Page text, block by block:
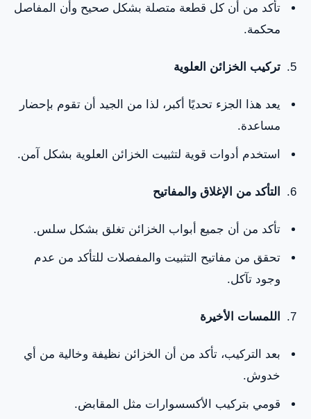
تأكد من أن كل قطعة متصلة بشكل صحيح وأن المفاصل
محكمة.
تركيب الخزائن العلوية
يعد هذا الجزء تحديًا أكبر، لذا من الجيد أن تقوم بإحضار
مساعدة.
استخدم أدوات قوية لتثبيت الخزائن العلوية بشكل آمن.
التأكد من الإغلاق والمفاتيح
تأكد من أن جميع أبواب الخزائن تغلق بشكل سلس.
تحقق من مفاتيح التثبيت والمفصلات للتأكد من عدم
وجود تآكل.
اللمسات الأخيرة
بعد التركيب، تأكد من أن الخزائن نظيفة وخالية من أي
خدوش.
قومي بتركيب الأكسسوارات مثل المقابض.